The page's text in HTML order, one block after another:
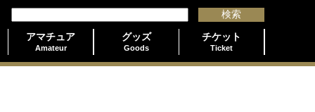
アマチュア
Amateur
グッズ
Goods
チケット
Ticket